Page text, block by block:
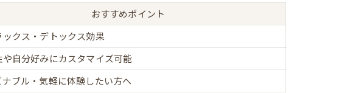
おすすめポイント
ックス・デトックス効果
や自分好みにカスタマイズ可能
ナブル・気軽に体験したい方へ